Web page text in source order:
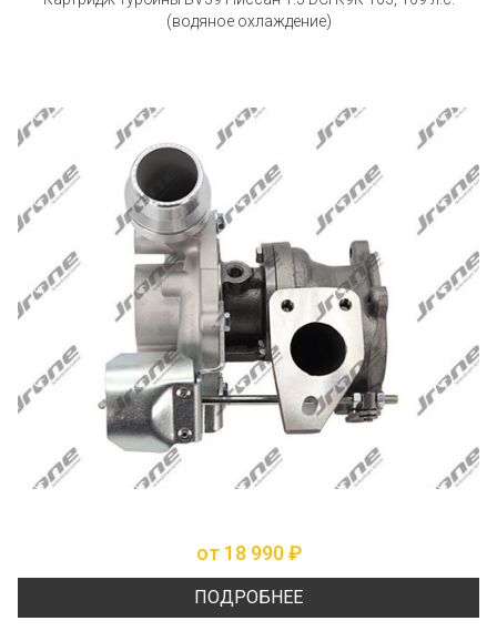
(водяное охлаждение)
от 18 990 ₽
ПОДРОБНЕЕ